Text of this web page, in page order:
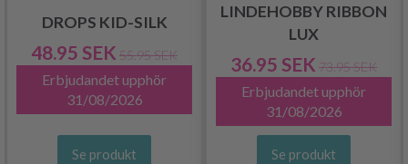
DROPS KID-SILK
48.95 SEK 55.95 SEK
Erbjudandet upphör
31/08/2026
Se produkt
LINDEHOBBY RIBBON
LUX
36.95 SEK 73.95 SEK
Erbjudandet upphör
31/08/2026
Se produkt